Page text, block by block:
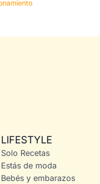
LIFESTYLE
Solo Recetas
Estás de moda
Bebés y embarazos